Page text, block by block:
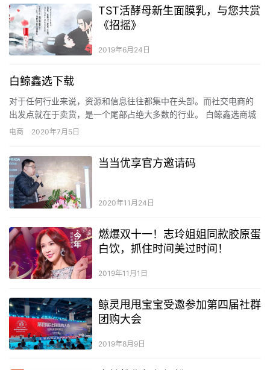
TST活酵母新生面膜乳，与您共赏
《招摇》
2019年6月24日
白鲸鑫选下载
对于任何行业来说，资源和信息往往都集中在头部。而社交电商的
出发点就在于卖货，是一个尾部占绝大多数的行业。 白鲸鑫选商城
为何社交电商这么火？ 为什么社交电商现在这么火？本质上是因
电商 2020年7月5日
当当优享官方邀请码
2020年11月24日
燃爆双十一！志玲姐姐同款胶原蛋
白饮，抓住时间美过时间！
2019年11月1日
鲸灵甩甩宝宝受邀参加第四届社群
团购大会
2019年8月9日